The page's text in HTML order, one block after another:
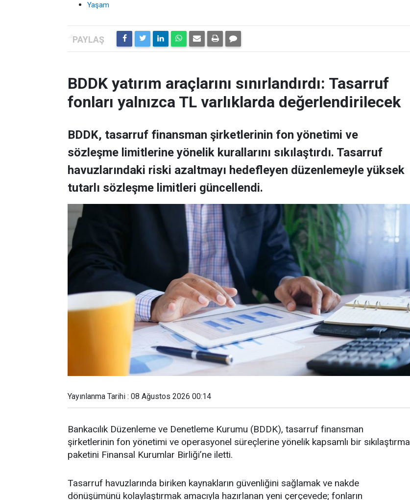
Yaşam
BDDK yatırım araçlarını sınırlandırdı: Tasarruf
fonları yalnızca TL varlıklarda değerlendirilecek
BDDK, tasarruf finansman şirketlerinin fon yönetimi ve
sözleşme limitlerine yönelik kurallarını sıkılaştırdı. Tasarruf
havuzlarındaki riski azaltmayı hedefleyen düzenlemeyle yüksek
tutarlı sözleşme limitleri güncellendi.
Yayınlanma Tarihi : 08 Ağustos 2026 00:14
Bankacılık Düzenleme ve Denetleme Kurumu (BDDK), tasarruf finansman
şirketlerinin fon yönetimi ve operasyonel süreçlerine yönelik kapsamlı bir sıkılaştırma
paketini Finansal Kurumlar Birliği’ne iletti.
Tasarruf havuzlarında biriken kaynakların güvenliğini sağlamak ve nakde
dönüşümünü kolaylaştırmak amacıyla hazırlanan yeni çerçevede; fonların